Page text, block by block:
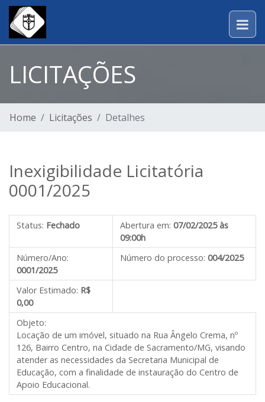
LICITAÇÕES
Home Licitações Detalhes
Inexigibilidade Licitatória
0001/2025
Status: Fechado Abertura em: 07/02/2025 às
09:00h
Número/Ano:
0001/2025
Número do processo: 004/2025
Valor Estimado: R$
0,00
Objeto:
Locação de um imóvel, situado na Rua Ângelo Crema, nº
126, Bairro Centro, na Cidade de Sacramento/MG, visando
atender as necessidades da Secretaria Municipal de
Educação, com a finalidade de instauração do Centro de
Apoio Educacional.